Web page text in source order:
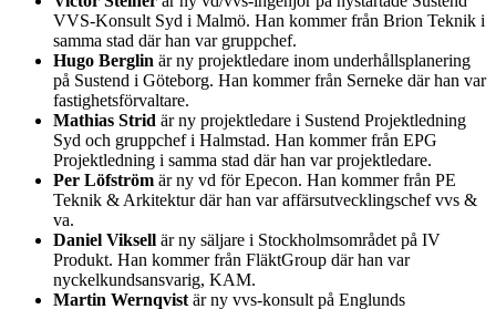
VVS-Konsult Syd i Malmö. Han kommer från Brion Teknik i
samma stad där han var gruppchef.
Hugo Berglin är ny projektledare inom underhållsplanering
på Sustend i Göteborg. Han kommer från Serneke där han var
fastighetsförvaltare.
Mathias Strid är ny projektledare i Sustend Projektledning
Syd och gruppchef i Halmstad. Han kommer från EPG
Projektledning i samma stad där han var projektledare.
Per Löfström är ny vd för Epecon. Han kommer från PE
Teknik & Arkitektur där han var affärsutvecklingschef vvs &
va.
Daniel Viksell är ny säljare i Stockholmsområdet på IV
Produkt. Han kommer från FläktGroup där han var
nyckelkundsansvarig, KAM.
Martin Wernqvist är ny vvs-konsult på Englunds